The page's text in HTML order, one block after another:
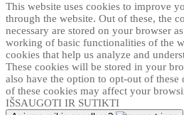
This website uses cookies to improve
through the website. Out of these, the
necessary are stored on your browser
working of basic functionalities of the
cookies that help us analyze and
These cookies will be stored in your
also have the option to opt-out of
of these cookies may affect your
IŠSAUGOTI IR SUTIKTI